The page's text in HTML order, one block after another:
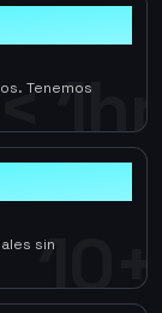
1hr
Tenemos
10+
sin